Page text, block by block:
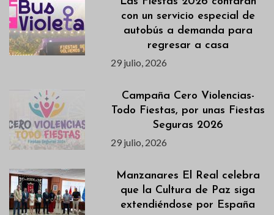
con un servicio especial de
autobús a demanda para
regresar a casa
29 julio, 2026
Campaña Cero Violencias-
Todo Fiestas, por unas Fiestas
Seguras 2026
29 julio, 2026
Manzanares El Real celebra
que la Cultura de Paz siga
extendiéndose por España